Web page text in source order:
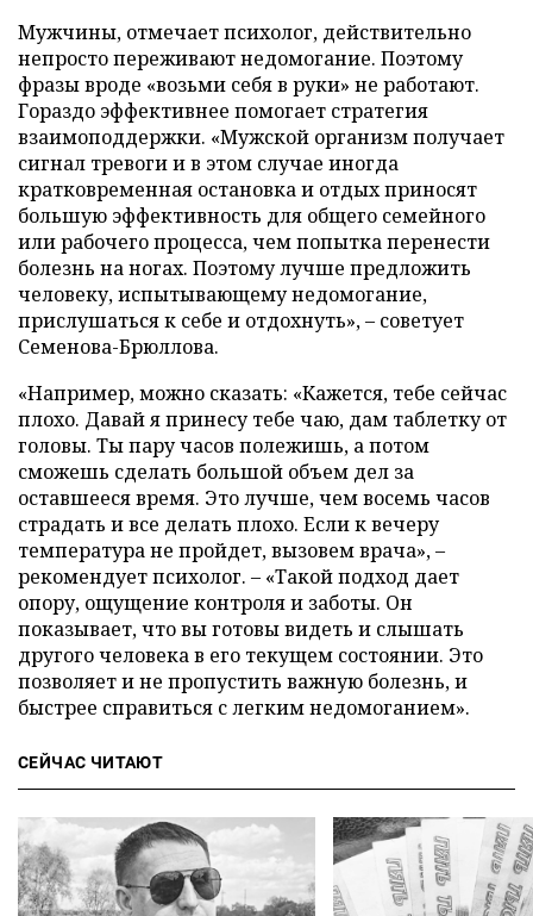
Мужчины, отмечает психолог, действительно
непросто переживают недомогание. Поэтому
фразы вроде «возьми себя в руки» не работают.
Гораздо эффективнее помогает стратегия
взаимоподдержки. «Мужской организм получает
сигнал тревоги и в этом случае иногда
кратковременная остановка и отдых приносят
большую эффективность для общего семейного
или рабочего процесса, чем попытка перенести
болезнь на ногах. Поэтому лучше предложить
человеку, испытывающему недомогание,
прислушаться к себе и отдохнуть», – советует
Семенова-Брюллова.
«Например, можно сказать: «Кажется, тебе сейчас
плохо. Давай я принесу тебе чаю, дам таблетку от
головы. Ты пару часов полежишь, а потом
сможешь сделать большой объем дел за
оставшееся время. Это лучше, чем восемь часов
страдать и все делать плохо. Если к вечеру
температура не пройдет, вызовем врача», –
рекомендует психолог. – «Такой подход дает
опору, ощущение контроля и заботы. Он
показывает, что вы готовы видеть и слышать
другого человека в его текущем состоянии. Это
позволяет и не пропустить важную болезнь, и
быстрее справиться с легким недомоганием».
СЕЙЧАС ЧИТАЮТ